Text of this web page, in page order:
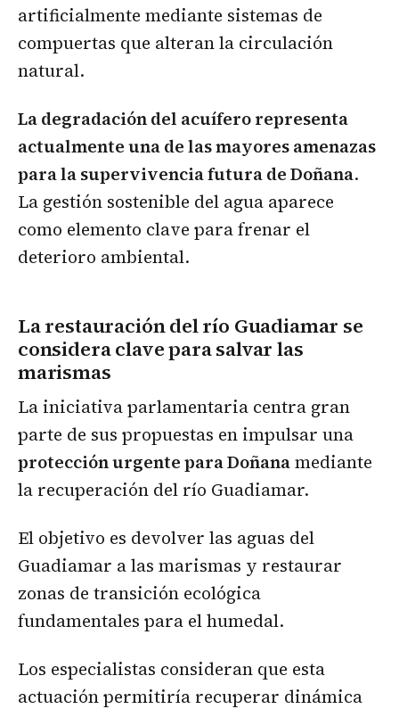
artificialmente mediante sistemas de
compuertas que alteran la circulación
natural.
La degradación del acuífero representa
actualmente una de las mayores amenazas
para la supervivencia futura de Doñana.
La gestión sostenible del agua aparece
como elemento clave para frenar el
deterioro ambiental.
La restauración del río Guadiamar se
considera clave para salvar las
marismas
La iniciativa parlamentaria centra gran
parte de sus propuestas en impulsar una
protección urgente para Doñanamediante
la recuperación del río Guadiamar.
El objetivo es devolver las aguas del
Guadiamar a las marismas y restaurar
zonas de transición ecológica
fundamentales para el humedal.
Los especialistas consideran que esta
actuación permitiría recuperar dinámica